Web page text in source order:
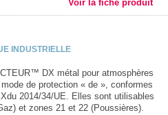
Voir la fiche produit
INDUSTRIELLE
DX métal pour atmosphères
de protection « de », conformes
2014/34/UE. Elles sont utilisables
et zones 21 et 22 (Poussières).